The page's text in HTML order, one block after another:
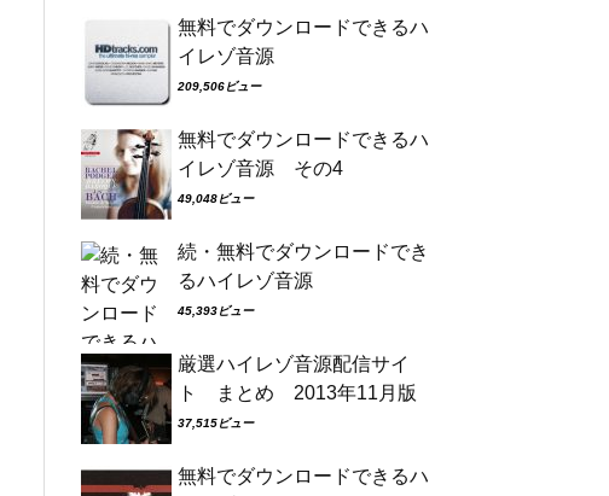
無料でダウンロードできるハ
イレゾ音源
209,506ビュー
無料でダウンロードできるハ
イレゾ音源 その4
49,048ビュー
続・無料でダウンロードでき
るハイレゾ音源
45,393ビュー
厳選ハイレゾ音源配信サイ
ト まとめ 2013年11月版
37,515ビュー
無料でダウンロードできるハ